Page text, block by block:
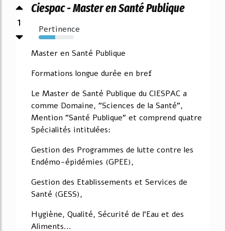
1
Ciespac - Master en Santé Publique
Pertinence
47%
Master en Santé Publique
Formations longue durée en bref
Le Master de Santé Publique du CIESPAC a
comme Domaine, "Sciences de la Santé",
Mention "Santé Publique" et comprend quatre
Spécialités intitulées:
Gestion des Programmes de lutte contre les
Endémo-épidémies (GPEE),
Gestion des Etablissements et Services de
Santé (GESS),
Hygiène, Qualité, Sécurité de l'Eau et des
Aliments...